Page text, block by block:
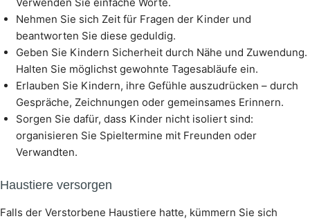
Nehmen Sie sich Zeit für Fragen der Kinder und
beantworten Sie diese geduldig.
Geben Sie Kindern Sicherheit durch Nähe und Zuwendung.
Halten Sie möglichst gewohnte Tagesabläufe ein.
Erlauben Sie Kindern, ihre Gefühle auszudrücken – durch
Gespräche, Zeichnungen oder gemeinsames Erinnern.
Sorgen Sie dafür, dass Kinder nicht isoliert sind:
organisieren Sie Spieltermine mit Freunden oder
Verwandten.
Haustiere versorgen
Falls der Verstorbene Haustiere hatte, kümmern Sie sich